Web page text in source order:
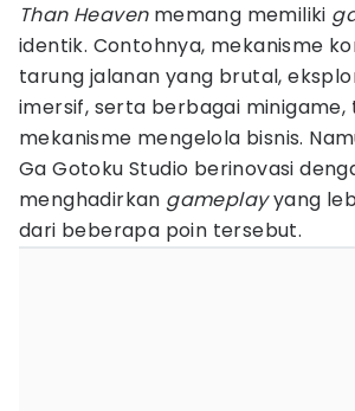
Than Heaven memang memiliki
identik. Contohnya, mekanisme
tarung jalanan yang brutal,
imersif, serta berbagai minigame,
mekanisme mengelola bisnis.
Ga Gotoku Studio berinovasi
menghadirkan gameplayyang
dari beberapa poin tersebut.